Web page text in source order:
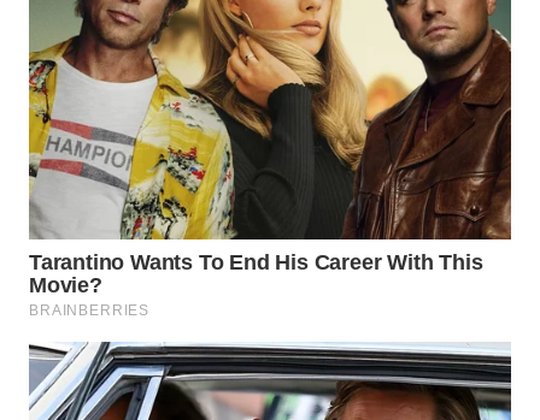
KALTENG
WN
KALTARA
WN
KALSEL
WN
KALTIM
WN
SULSEL